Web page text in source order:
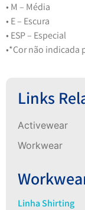
Links
Activewear
Workwear
Linha Shirting
• M – Média
• E – Escura
• ESP – Especial
•*Cor não indicada